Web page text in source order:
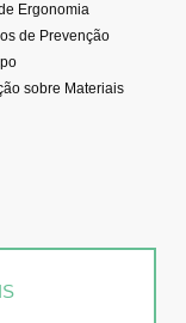
Ergonomia
de Prevenção
sobre Materiais